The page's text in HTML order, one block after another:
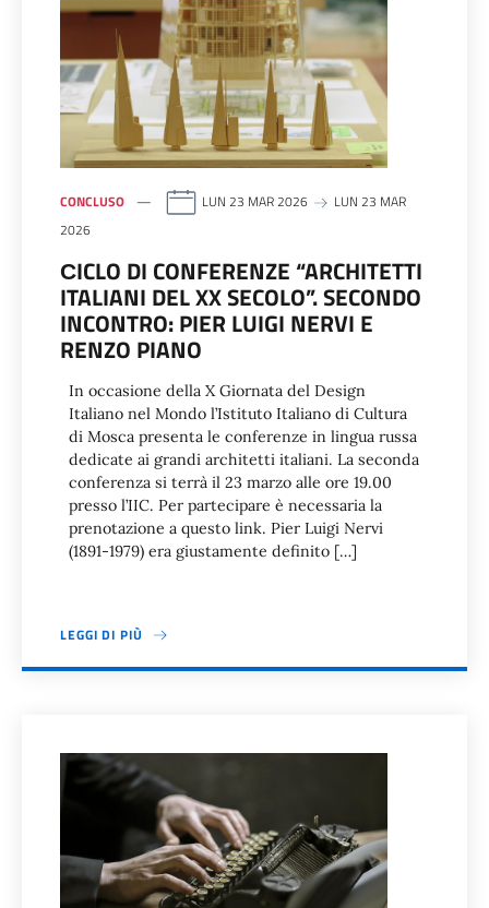
CONCLUSO LUN 23 MAR 2026
LUN 23 MAR
2026
СICLO DI CONFERENZE “ARCHITETTI
ITALIANI DEL XX SECOLO”. SECONDO
INCONTRO: PIER LUIGI NERVI E
RENZO PIANO
In occasione della X Giornata del Design
Italiano nel Mondo l’Istituto Italiano di Cultura
di Mosca presenta le conferenze in lingua russa
dedicate ai grandi architetti italiani. La seconda
conferenza si terrà il 23 marzo alle ore 19.00
presso l’IIC. Per partecipare è necessaria la
prenotazione a questo link. Pier Luigi Nervi
(1891-1979) era giustamente definito […]
LEGGI DI PIÙ